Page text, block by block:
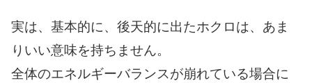
実は、基本的に、後天的に出たホクロは、あま
りいい意味を持ちません。
全体のエネルギーバランスが崩れている場合に